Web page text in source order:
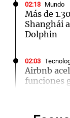
02:13 Mundo
Más de
Shanghái
Dolphin
02:03
Airbnb
funciones